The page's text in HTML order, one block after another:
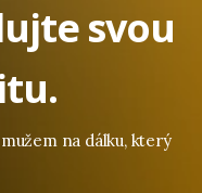
svou
na dálku, který